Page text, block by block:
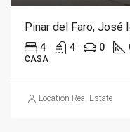
Pinar del Faro, José
4 4 0
CASA
Location Real Estate